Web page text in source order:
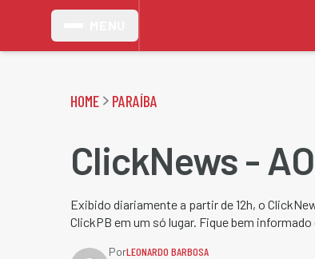
HOME PARAÍBA
ClickNews -
Exibido diariamente a partir de 12h, o
ClickPB em um só lugar. Fique bem
PorLEONARDO BARBOSA